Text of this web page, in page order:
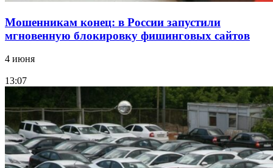
Мошенникам конец: в России запустили
мгновенную блокировку фишинговых сайтов
4 июня
13:07